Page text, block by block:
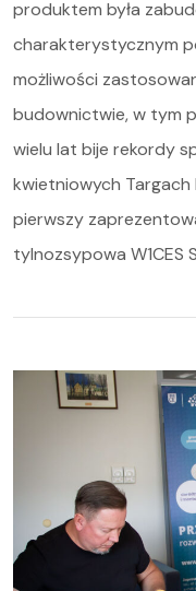
produktem była
charakterystycznym
możliwości
budownictwie, w tym
wielu lat bije rekordy
kwietniowych Targach
pierwszy
tylnozsypowa W1CES